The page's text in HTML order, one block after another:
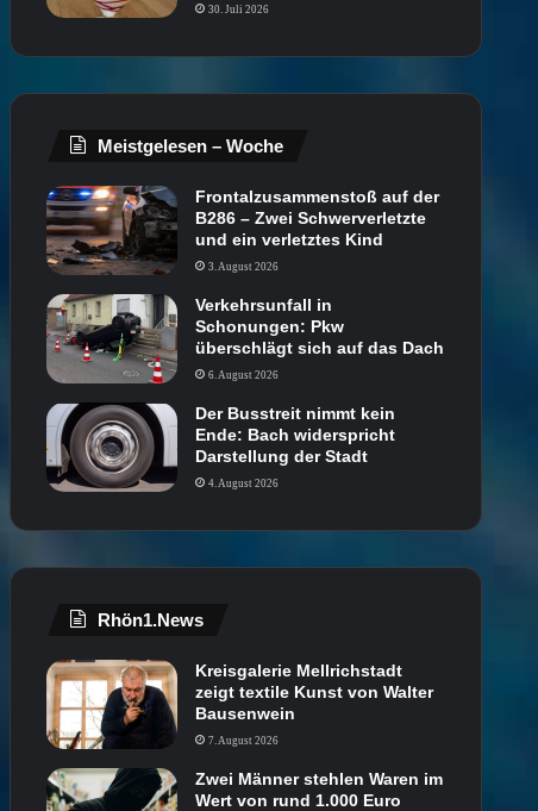
30. Juli 2026
Meistgelesen – Woche
Frontalzusammenstoß auf der
B286 – Zwei Schwerverletzte
und ein verletztes Kind
3. August 2026
Verkehrsunfall in
Schonungen: Pkw
überschlägt sich auf das Dach
6. August 2026
Der Busstreit nimmt kein
Ende: Bach widerspricht
Darstellung der Stadt
4. August 2026
Rhön1.News
Kreisgalerie Mellrichstadt
zeigt textile Kunst von Walter
Bausenwein
7. August 2026
Zwei Männer stehlen Waren im
Wert von rund 1.000 Euro